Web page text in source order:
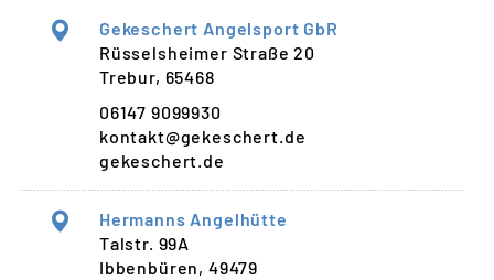
Gekeschert Angelsport GbR
Rüsselsheimer Straße 20
Trebur, 65468
06147 9099930
kontakt@gekeschert.de
gekeschert.de
Hermanns Angelhütte
Talstr. 99A
Ibbenbüren, 49479